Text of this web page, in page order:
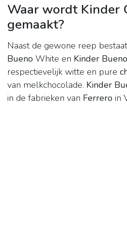
Waar wordt Kinder
gemaakt?
Naast de gewone reep
Bueno White en Kinder Bueno
respectievelijk witte en pure
van melkchocolade. Kinder
in de fabrieken van Ferrero in